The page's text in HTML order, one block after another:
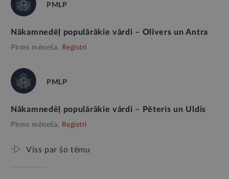
PMLP
Nākamnedēļ populārākie vārdi – Olivers un Antra
Pirms mēneša, Reģistri
PMLP
Nākamnedēļ populārākie vārdi – Pēteris un Uldis
Pirms mēneša, Reģistri
Viss par šo tēmu